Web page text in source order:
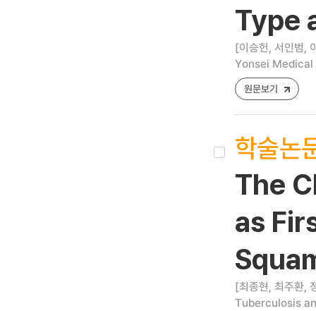
Type
[이승헌, 서인범,
Yonsei
원문보기
학술논
The
as
[최종현, 최주환,
Tuberculosis